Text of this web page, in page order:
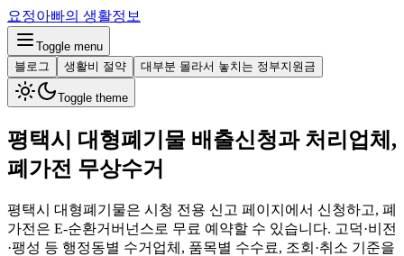
요정아빠의 생활정보
Toggle menu
블로그
생활비 절약 대부분 몰라서 놓치는 정부지원금
Toggle theme
평택시 대형폐기물 배출신청과 처리업체,
폐가전 무상수거
평택시 대형폐기물은 시청 전용 신고 페이지에서 신청하고, 폐
가전은 E-순환거버넌스로 무료 예약할 수 있습니다. 고덕·비전
·팽성 등 행정동별 수거업체, 품목별 수수료, 조회·취소 기준을